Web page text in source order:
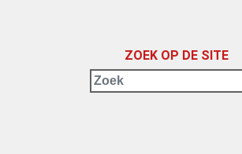
ZOEK OP DE SITE